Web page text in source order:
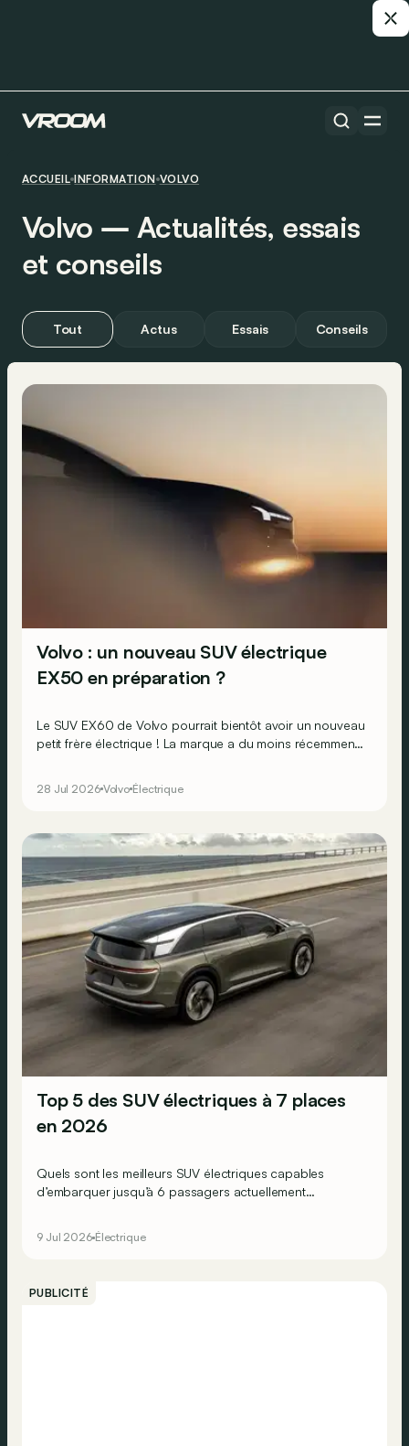
ACCUEIL INFORMATION VOLVO
Volvo ― Actualités, essais
et conseils
Tout Actus Essais Conseils
Volvo : un nouveau SUV électrique
EX50 en préparation ?
Le SUV EX60 de Volvo pourrait bientôt avoir un nouveau
petit frère électrique ! La marque a du moins récemment
28 Jul 2026 Volvo Électrique
Top 5 des SUV électriques à 7 places
en 2026
Quels sont les meilleurs SUV électriques capables
d’embarquer jusqu’à 6 passagers actuellement
9 Jul 2026 Électrique
PUBLICITÉ